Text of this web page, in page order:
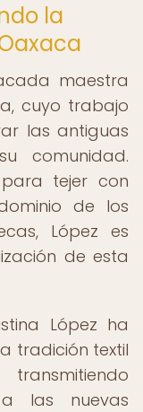
la
maestra
cuyo trabajo
las antiguas
comunidad.
tejer con
de los
López es
de esta
López ha
tradición textil
las nuevas